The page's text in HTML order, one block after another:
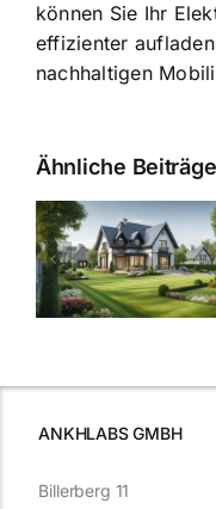
können Sie Ihr
effizienter
nachhaltigen
Ähnliche Beiträge
Sturm:
ANKHLABS GMBH
Billerberg 11